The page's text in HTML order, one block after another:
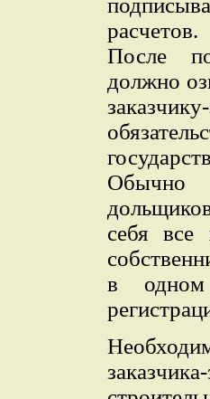
расчетов.
После
должно
Обычно
себя все
в одном